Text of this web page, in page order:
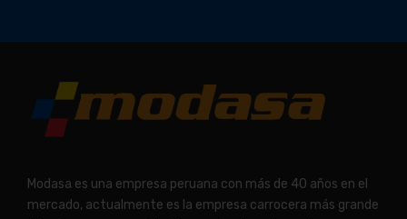
Modasa es una empresa peruana con más de 40 años en el
mercado, actualmente es la empresa carrocera más grande